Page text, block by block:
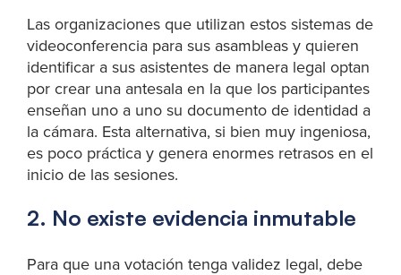
Las organizaciones que utilizan estos sistemas de
videoconferencia para sus asambleas y quieren
identificar a sus asistentes de manera legal optan
por crear una antesala en la que los participantes
enseñan uno a uno su documento de identidad a
la cámara. Esta alternativa, si bien muy ingeniosa,
es poco práctica y genera enormes retrasos en el
inicio de las sesiones.
2. No existe evidencia inmutable
Para que una votación tenga validez legal, debe